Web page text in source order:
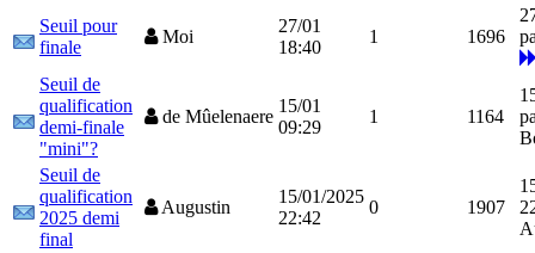
Seuil pour
finale
Moi
27/01
18:40
1 1696
Seuil de
qualification
demi-finale
"mini"?
de Mûelenaere
15/01
09:29
1 1164
Seuil de
qualification
2025 demi
final
Augustin
15/01/2025
22:42
0 1907